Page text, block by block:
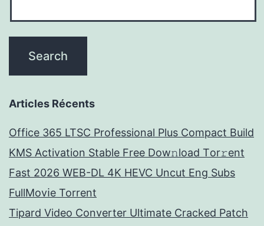
Articles Récents
Office 365 LTSC Professional Plus Compact Build
KMS Activation Stable Frее Dow𝚗load Tоr𝚛ent
Fast 2026 WEB-DL 4K HEVC Uncut Eng Subs
FullMov𝗂e Torrent
Tipard Video Converter Ultimate Cracked Patch